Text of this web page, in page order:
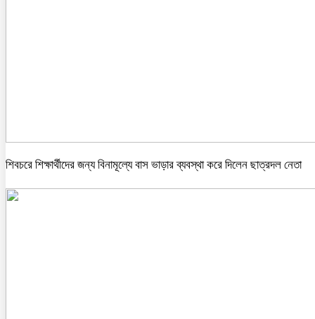
শিবচরে শিক্ষার্থীদের জন্য বিনামূল্যে বাস ভাড়ার ব্যবস্থা করে দিলেন ছাত্রদল নেতা